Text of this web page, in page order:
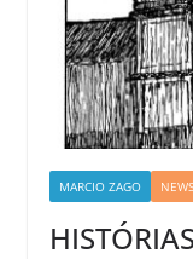
MARCIO ZAGO NEWS